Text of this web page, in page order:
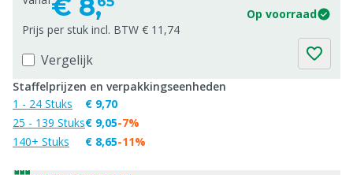
€ 8,
Op voorraad
Prijs per stuk incl. BTW € 11,74
Vergelijk
Staffelprijzen en verpakkingseenheden
1 - 24 Stuks
25 - 139 Stuks
140+ Stuks
€ 9,70
€ 9,05
€ 8,65
-7%
-11%